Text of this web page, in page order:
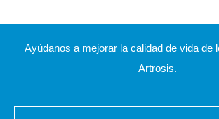
Ayúdanos a mejorar la calidad de vida de
Artrosis.